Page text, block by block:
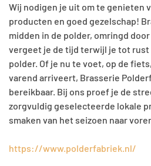
Wij nodigen je uit om te genieten
producten en goed gezelschap!
midden in de polder, omringd
vergeet je de tijd terwijl je tot rust
polder. Of je nu te voet, op de
varend arriveert, Brasserie
bereikbaar. Bij ons proef je de
zorgvuldig geselecteerde lokale
smaken van het seizoen naar
https://www.polderfabriek.nl/